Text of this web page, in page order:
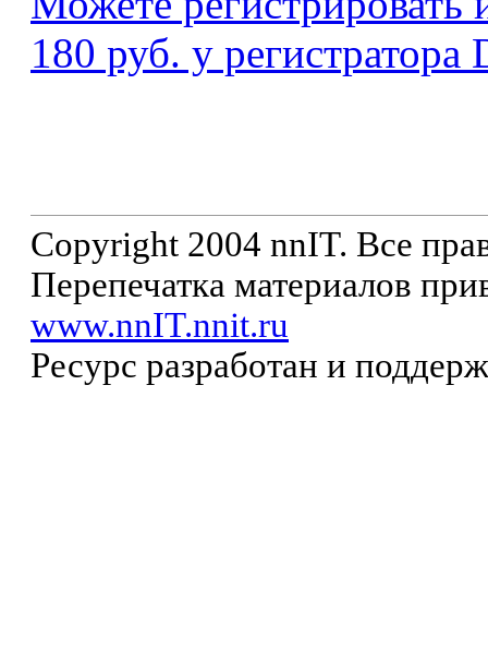
180 руб. у регистратора
Copyright 2004 nnIT. Все
Перепечатка материалов
www.nnIT.nnit.ru
Ресурс разработан и